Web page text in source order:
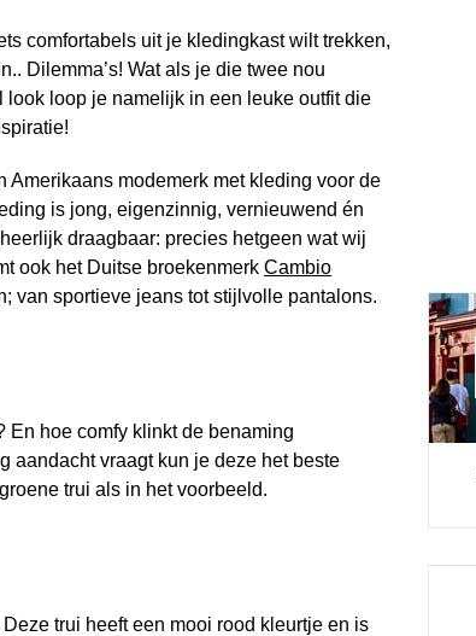
comfortabels uit je kledingkast wilt trekken,
Dilemma’s! Wat als je die twee nou
loop je namelijk in een leuke outfit die
Amerikaans modemerk met kleding voor de
is jong, eigenzinnig, vernieuwend én
draagbaar: precies hetgeen wat wij
ook het Duitse broekenmerk Cambio
van sportieve jeans tot stijlvolle pantalons.
En hoe comfy klinkt de benaming
aandacht vraagt kun je deze het beste
trui als in het voorbeeld.
trui heeft een mooi rood kleurtje en is